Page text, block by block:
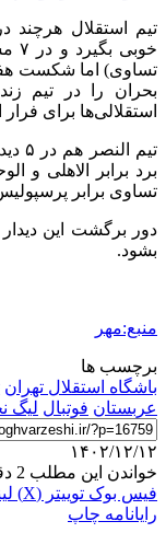
تیم استقلال هرچند
بحران را در تیم
استقلالی‌ها برای فرار از
تساوی برابر
بشود.
منبع:مهر
برچسب ها
باشگاه استقلال تهران
عربستان فوتبال لیگ
۱۴۰۲/۱۲/۱۲
خواندن این مطلب 2 دقیقه زمان میبرد
فیس بوک توییتر (X)
رایانامه چاپ